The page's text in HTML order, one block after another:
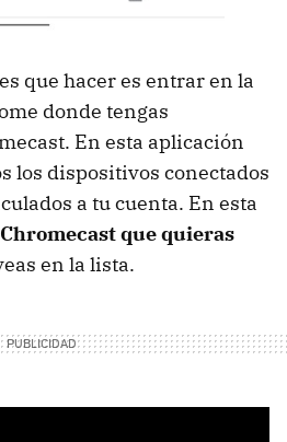
que hacer es entrar en la
donde tengas
En esta aplicación
los dispositivos conectados
a tu cuenta. En esta
que quieras
en la lista.